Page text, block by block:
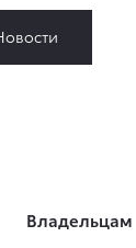
Владельцам